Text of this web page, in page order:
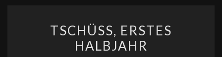
ERSTES
HALBJAHR
TSCHÜSS, ERSTES
HALBJAHR